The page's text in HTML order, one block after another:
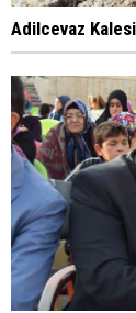
Adilcevaz